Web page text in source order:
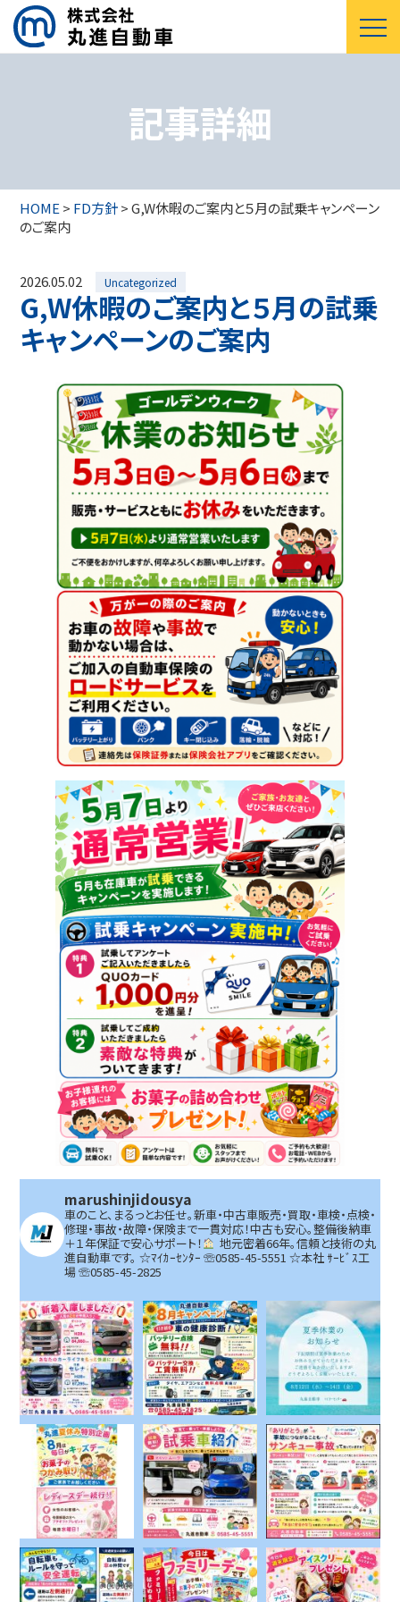
記事詳細
HOME> FD方針>G,W休暇のご案内と５月の試乗キャンペーン
のご案内
2026.05.02 Uncategorized
G,W休暇のご案内と５月の試乗
キャンペーンのご案内
marushinjidousya
車のこと、まるっとお任せ。新車・中古車販売・買取・車検・点検・
修理・事故・故障・保険まで一貫対応！中古も安心。整備後納車
＋１年保証で安心サポート！
地元密着66年。信頼と技術の丸
進自動車です。 ☆ﾏｲｶｰｾﾝﾀｰ ☏0585-45-5551 ☆本社 ｻｰﾋﾞｽ工
場 ☏0585-45-2825